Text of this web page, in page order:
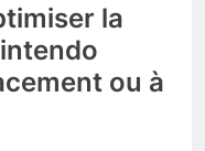
la
ou à